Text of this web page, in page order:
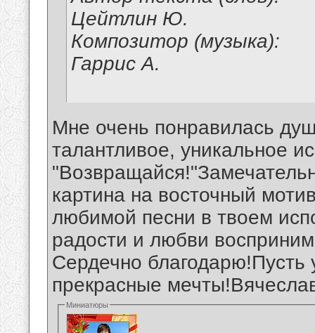
Цейтлин Ю.
Композитор (музыка):
Гаррис А.
Мне очень понравилась
талантливое, уникальное
картина на восточный
любимой песни в твоем
радости и любви
Сердечно благодарю!Пусть
прекрасные
Миниатюры